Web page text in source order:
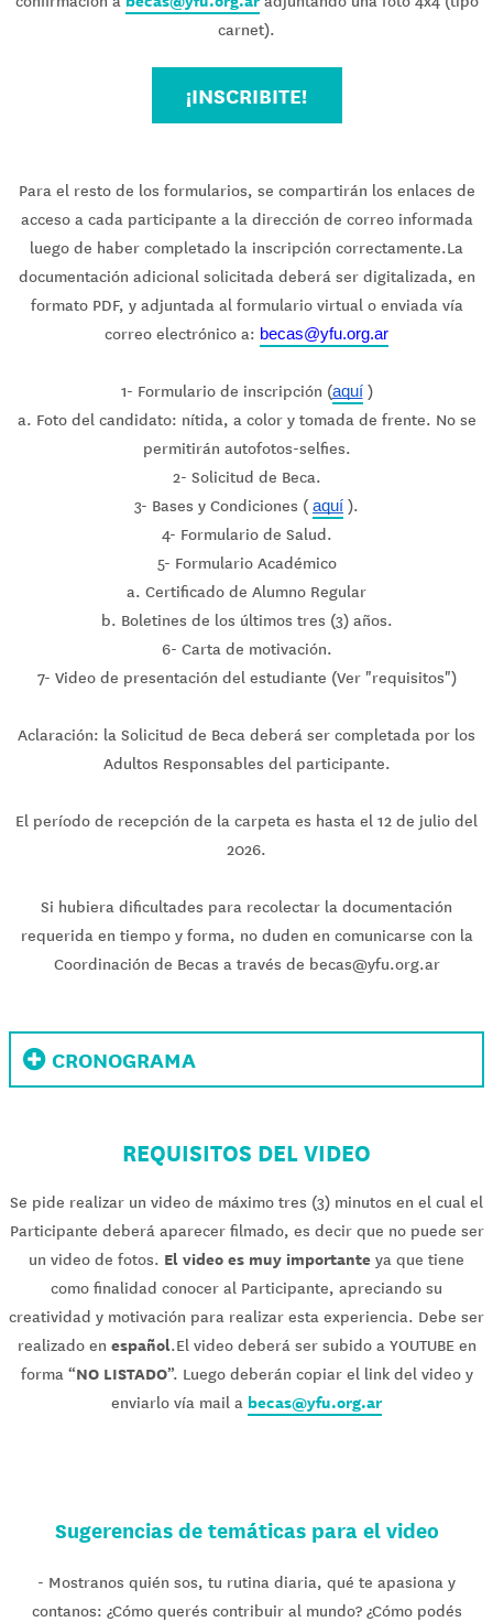
carnet).
¡INSCRIBITE!
Para el resto de los formularios, se compartirán los enlaces de
acceso a cada participante a la dirección de correo informada
luego de haber completado la inscripción correctamente.La
documentación adicional solicitada deberá ser digitalizada, en
formato PDF, y adjuntada al formulario virtual o enviada vía
correo electrónico a: becas@yfu.org.ar
1- Formulario de inscripción (aquí)
a. Foto del candidato: nítida, a color y tomada de frente. No se
permitirán autofotos-selfies.
2- Solicitud de Beca.
3- Bases y Condiciones ( aquí ).
4- Formulario de Salud.
5- Formulario Académico
a. Certificado de Alumno Regular
b. Boletines de los últimos tres (3) años.
6- Carta de motivación.
7- Video de presentación del estudiante (Ver "requisitos")
Aclaración: la Solicitud de Beca deberá ser completada por los
Adultos Responsables del participante.
El período de recepción de la carpeta es hasta el 12 de julio del
2026.
Si hubiera dificultades para recolectar la documentación
requerida en tiempo y forma, no duden en comunicarse con la
Coordinación de Becas a través de becas@yfu.org.ar
CRONOGRAMA
REQUISITOS DEL VIDEO
Se pide realizar un video de máximo tres (3) minutos en el cual el
Participante deberá aparecer filmado, es decir que no puede ser
un video de fotos. El video es muy importante ya que tiene
como finalidad conocer al Participante, apreciando su
creatividad y motivación para realizar esta experiencia. Debe ser
realizado en español.El video deberá ser subido a YOUTUBE en
forma “NO LISTADO”. Luego deberán copiar el link del video y
enviarlo vía mail a becas@yfu.org.ar
Sugerencias de temáticas para el video
- Mostranos quién sos, tu rutina diaria, qué te apasiona y
contanos: ¿Cómo querés contribuir al mundo? ¿Cómo podés